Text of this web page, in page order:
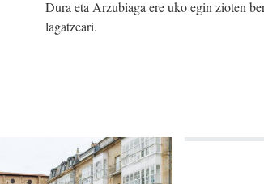
Dura eta Arzubiaga ere uko egin zioten
lagatzeari.